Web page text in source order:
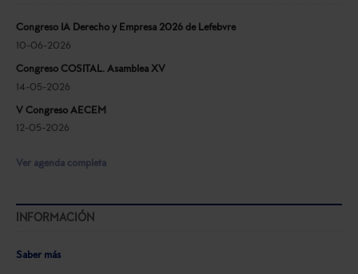
Congreso IA Derecho y Empresa 2026 de Lefebvre
10-06-2026
Congreso COSITAL. Asamblea XV
14-05-2026
V Congreso AECEM
12-05-2026
Ver agenda completa
INFORMACIÓN
Saber más